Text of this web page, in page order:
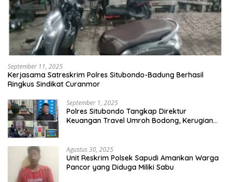
September 11, 2025
Kerjasama Satreskrim Polres Situbondo-Badung Berhasil
Ringkus Sindikat Curanmor
September 1, 2025
Polres Situbondo Tangkap Direktur
Keuangan Travel Umroh Bodong, Kerugian
Agustus 30, 2025
Unit Reskrim Polsek Sapudi Amankan Warga
Pancor yang Diduga Miliki Sabu